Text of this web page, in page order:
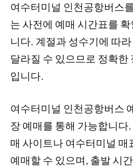
여수터미널 인천공항버스
는 사전에 예매 시간표를
니다. 계절과 성수기에 따
달라질 수 있으므로 정확한
입니다.
여수터미널 인천공항버스
장 예매를 통해 가능합니다
매 사이트나 여수터미널 매
예매할 수 있으며, 출발 시